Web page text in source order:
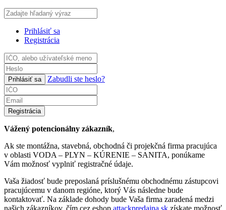
Prihlásiť sa
Registrácia
Prihlásiť sa Zabudli ste heslo?
Registrácia
Vážený potencionálny zákazník,
Ak ste montážna, stavebná, obchodná či projekčná firma pracujúca
v oblasti VODA – PLYN – KÚRENIE – SANITA, ponúkame
Vám možnosť vyplniť registračné údaje.
Vaša žiadosť bude preposlaná príslušnému obchodnému zástupcovi
pracujúcemu v danom regióne, ktorý Vás následne bude
kontaktovať. Na základe dohody bude Vaša firma zaradená medzi
našich zákazníkov, čím cez eshop attackpredajna.sk získate možnosť